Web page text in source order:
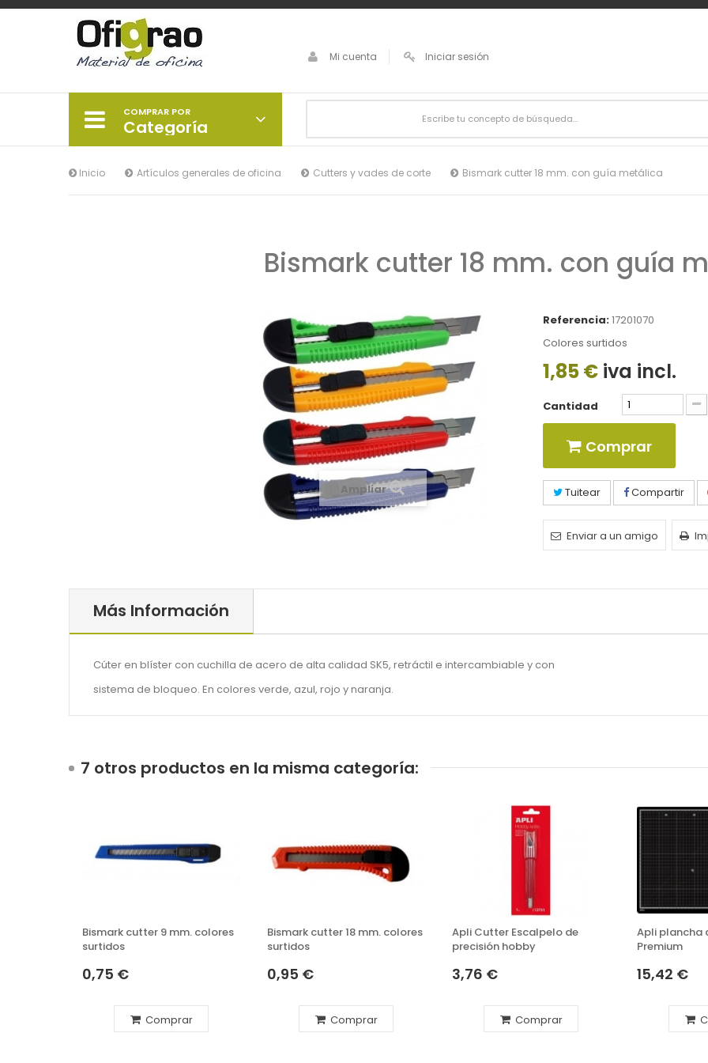
Mi cuenta Iniciar sesión
COMPRAR POR
Categoría
Inicio Artículos generales de oficina Cutters y vades de corte Bismark cutter 18 mm. con guía metálica
Bismark cutter 18 mm. con guía
Ampliar
Referencia:17201070
Colores surtidos
1,85 €iva incl.
Cantidad
Comprar
Tuitear Compartir
Enviar a un amigo
Más Información
Cúter en blíster con cuchilla de acero de alta calidad SK5, retráctil e intercambiable y con
sistema de bloqueo. En colores verde, azul, rojo y naranja.
7 otros productos en la misma categoría:
Bismark cutter 9 mm. colores
surtidos
0,75 €
Comprar
Bismark cutter 18 mm. colores
surtidos
0,95 €
Comprar
Apli Cutter Escalpelo de
precisión hobby
3,76 €
Comprar
Apli plancha
Premium
15,42 €